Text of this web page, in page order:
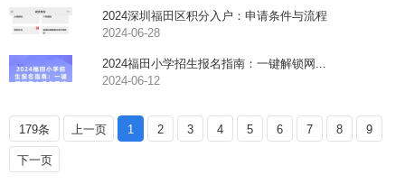
2024深圳福田区积分入户：申请条件与流程
2024-06-28
2024福田小学招生报名指南：一键解锁网...
2024-06-12
179条 上一页 1 2 3 4 5 6 7 8 9
下一页